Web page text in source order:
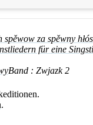
spěwow za spěwny
für eine
Band : Zwjazk 2
.